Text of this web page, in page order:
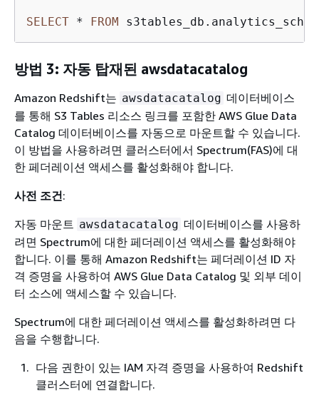
SELECT * FROM
방법 3: 자동 탑재된 awsdatacatalog
Amazon Redshift는 awsdatacatalog 데이터베이스
를 통해 S3 Tables 리소스 링크를 포함한 AWS Glue Data
Catalog 데이터베이스를 자동으로 마운트할 수 있습니다.
이 방법을 사용하려면 클러스터에서 Spectrum(FAS)에 대
한 페더레이션 액세스를 활성화해야 합니다.
사전 조건:
자동 마운트 awsdatacatalog 데이터베이스를 사용하
려면 Spectrum에 대한 페더레이션 액세스를 활성화해야
합니다. 이를 통해 Amazon Redshift는 페더레이션 ID 자
격 증명을 사용하여 AWS Glue Data Catalog 및 외부 데이
터 소스에 액세스할 수 있습니다.
Spectrum에 대한 페더레이션 액세스를 활성화하려면 다
음을 수행합니다.
다음 권한이 있는 IAM 자격 증명을 사용하여 Redshift
클러스터에 연결합니다.